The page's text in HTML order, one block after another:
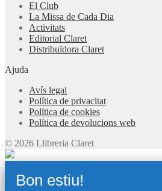
El Club
La Missa de Cada Dia
Activitats
Editorial Claret
Distribuïdora Claret
Ajuda
Avís legal
Política de privacitat
Política de cookies
Política de devolucions web
© 2026 Llibreria Claret
Bon estiu!